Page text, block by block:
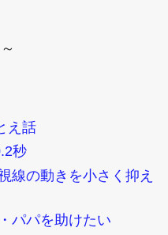
え話
秒
線の動きを小さく抑え
パパを助けたい